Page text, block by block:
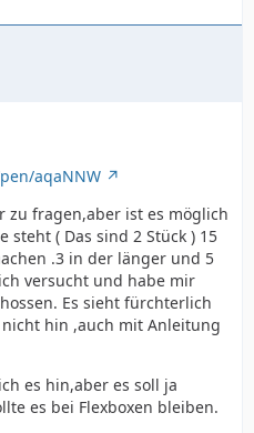
aqaNNW
fragen,aber ist es möglich
( Das sind 2 Stück ) 15
.3 in der länger und 5
versucht und habe mir
Es sieht fürchterlich
hin ,auch mit Anleitung
es hin,aber es soll ja
es bei Flexboxen bleiben.